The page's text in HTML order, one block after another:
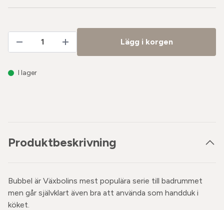
Lägg i korgen
I lager
Produktbeskrivning
Bubbel är Växbolins mest populära serie till badrummet
men går självklart även bra att använda som handduk i
köket.